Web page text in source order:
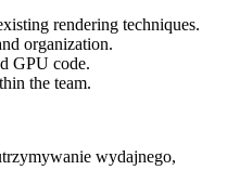
rendering techniques.
organization.
GPU code.
the team.
wydajnego,